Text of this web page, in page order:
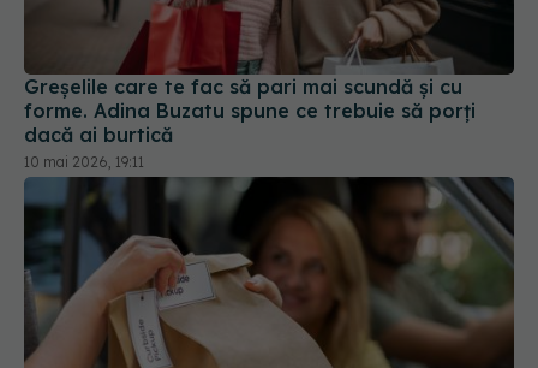
Greșelile care te fac să pari mai scundă și cu
forme. Adina Buzatu spune ce trebuie să porți
dacă ai burtică
10 mai 2026, 19:11